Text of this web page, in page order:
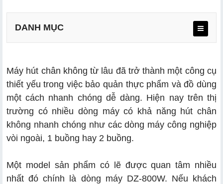
DANH MỤC
2.1. Vỏ máy inox sáng bóng không gỉ
2.2. Thiết kế động cơ hút mạnh mẽ, độ bền cao
2.3. Aptomat và nút tắt khẩn cấp an toàn tuyệt đối
2.5. Đường hàn kín, đẹp và chắc chắn
Máy hút chân không từ lâu đã trở thành một công cụ
thiết yếu trong việc bảo quản thực phẩm và đồ dùng
một cách nhanh chóng dễ dàng. Hiện nay trên thị
trường có nhiều dòng máy có khả năng hút chân
không nhanh chóng như các dòng máy công nghiệp
vòi ngoài, 1 buồng hay 2 buồng.
Một model sản phẩm có lẽ được quan tâm nhiều
nhất đó chính là dòng máy DZ-800W. Nếu khách